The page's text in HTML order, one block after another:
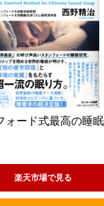
ォード式最高の睡
楽天市場で見る